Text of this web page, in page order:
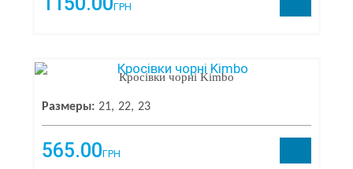
ГРН
Кросівки чорні Kimbo
Размеры: 21 22 23
565.00ГРН